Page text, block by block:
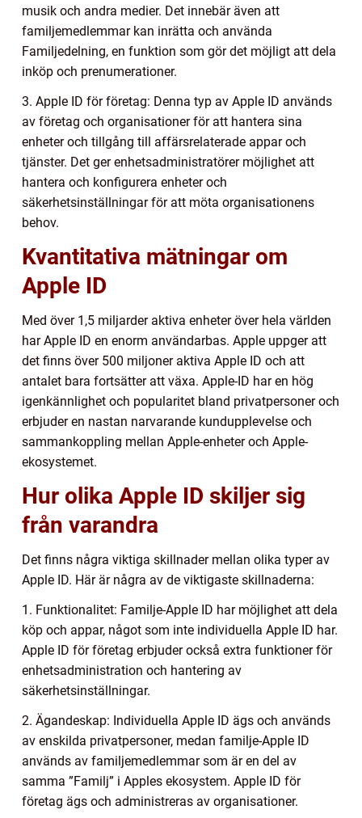
musik och andra medier. Det innebär även att
familjemedlemmar kan inrätta och använda
Familjedelning, en funktion som gör det möjligt att dela
inköp och prenumerationer.
3. Apple ID för företag: Denna typ av Apple ID används
av företag och organisationer för att hantera sina
enheter och tillgång till affärsrelaterade appar och
tjänster. Det ger enhetsadministratörer möjlighet att
hantera och konfigurera enheter och
säkerhetsinställningar för att möta organisationens
behov.
Kvantitativa mätningar om
Apple ID
Med över 1,5 miljarder aktiva enheter över hela världen
har Apple ID en enorm användarbas. Apple uppger att
det finns över 500 miljoner aktiva Apple ID och att
antalet bara fortsätter att växa. Apple-ID har en hög
igenkännlighet och popularitet bland privatpersoner och
erbjuder en nastan narvarande kundupplevelse och
sammankoppling mellan Apple-enheter och Apple-
ekosystemet.
Hur olika Apple ID skiljer sig
från varandra
Det finns några viktiga skillnader mellan olika typer av
Apple ID. Här är några av de viktigaste skillnaderna:
1. Funktionalitet: Familje-Apple ID har möjlighet att dela
köp och appar, något som inte individuella Apple ID har.
Apple ID för företag erbjuder också extra funktioner för
enhetsadministration och hantering av
säkerhetsinställningar.
2. Ägandeskap: Individuella Apple ID ägs och används
av enskilda privatpersoner, medan familje-Apple ID
används av familjemedlemmar som är en del av
samma ”Familj” i Apples ekosystem. Apple ID för
företag ägs och administreras av organisationer.